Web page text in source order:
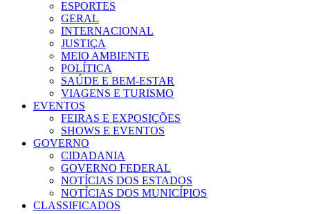
ESPORTES
GERAL
INTERNACIONAL
JUSTIÇA
MEIO AMBIENTE
POLÍTICA
SAÚDE E BEM-ESTAR
VIAGENS E TURISMO
EVENTOS
FEIRAS E EXPOSIÇÕES
SHOWS E EVENTOS
GOVERNO
CIDADANIA
GOVERNO FEDERAL
NOTÍCIAS DOS ESTADOS
NOTÍCIAS DOS MUNICÍPIOS
CLASSIFICADOS